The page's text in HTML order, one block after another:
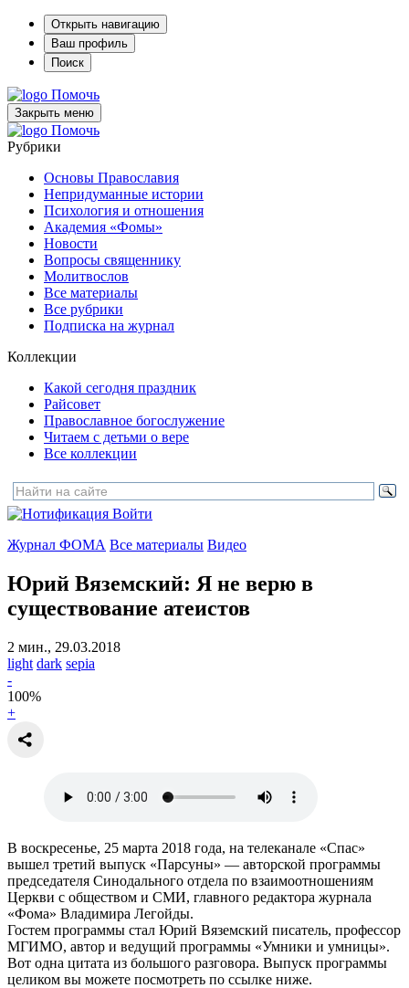
Открыть навигацию
Ваш профиль
Поиск
Помочь
Закрыть меню
Помочь
Рубрики
Основы Православия
Непридуманные истории
Психология и отношения
Академия «Фомы»
Новости
Вопросы священнику
Молитвослов
Все материалы
Все рубрики
Подписка на журнал
Коллекции
Какой сегодня праздник
Райсовет
Православное богослужение
Читаем с детьми о вере
Все коллекции
Войти
Журнал ФОМА Все материалы Видео
Юрий Вяземский: Я не верю в
существование атеистов
2 мин., 29.03.2018
light dark sepia
-
100%
+
В воскресенье, 25 марта 2018 года, на телеканале «Спас»
вышел третий выпуск «Парсуны» — авторской программы
председателя Синодального отдела по взаимоотношениям
Церкви с обществом и СМИ, главного редактора журнала
«Фома» Владимира Легойды.
Гостем программы стал Юрий Вяземский писатель, профессор
МГИМО, автор и ведущий программы «Умники и умницы».
Вот одна цитата из большого разговора. Выпуск программы
целиком вы можете посмотреть по ссылке ниже.